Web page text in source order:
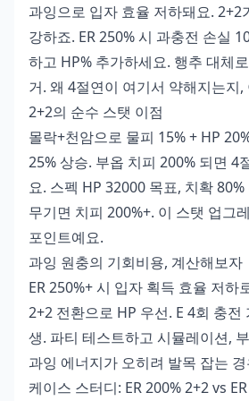
과잉으로 입자 효율 저하돼요. 2+2
강하죠. ER 250% 시 과충전 손실
하고 HP% 추가하세요. 행추 대체
거. 왜 4절연이 여기서 약해지는지
2+2의 순수 스탯 이점
몰락+천암으로 물피 15% + HP
25% 상승. 부옵 치피 200% 되면 4
요. 스펙 HP 32000 목표, 치확
무기면 치피 200%+. 이 스탯 업그
포인트예요.
과잉 원충의 기회비용, 계산해보자
ER 250%+ 시 입자 획득 효율 저하
2+2 전환으로 HP 우선. E 4회 충전
생. 파티 테스트하고 시뮬레이션,
과잉 에너지가 오히려 발목 잡는
케이스 스터디: ER 200% 2+2 vs